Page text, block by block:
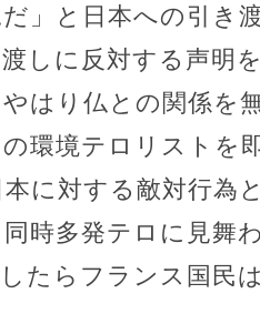
」と日本への引き
しに反対する声明
はり仏との関係を
環境テロリストを
に対する敵対行為
時多発テロに見舞
たらフランス国民